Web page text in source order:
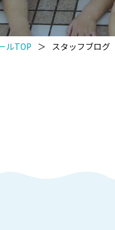
ルTOP ＞ スタッフブログ